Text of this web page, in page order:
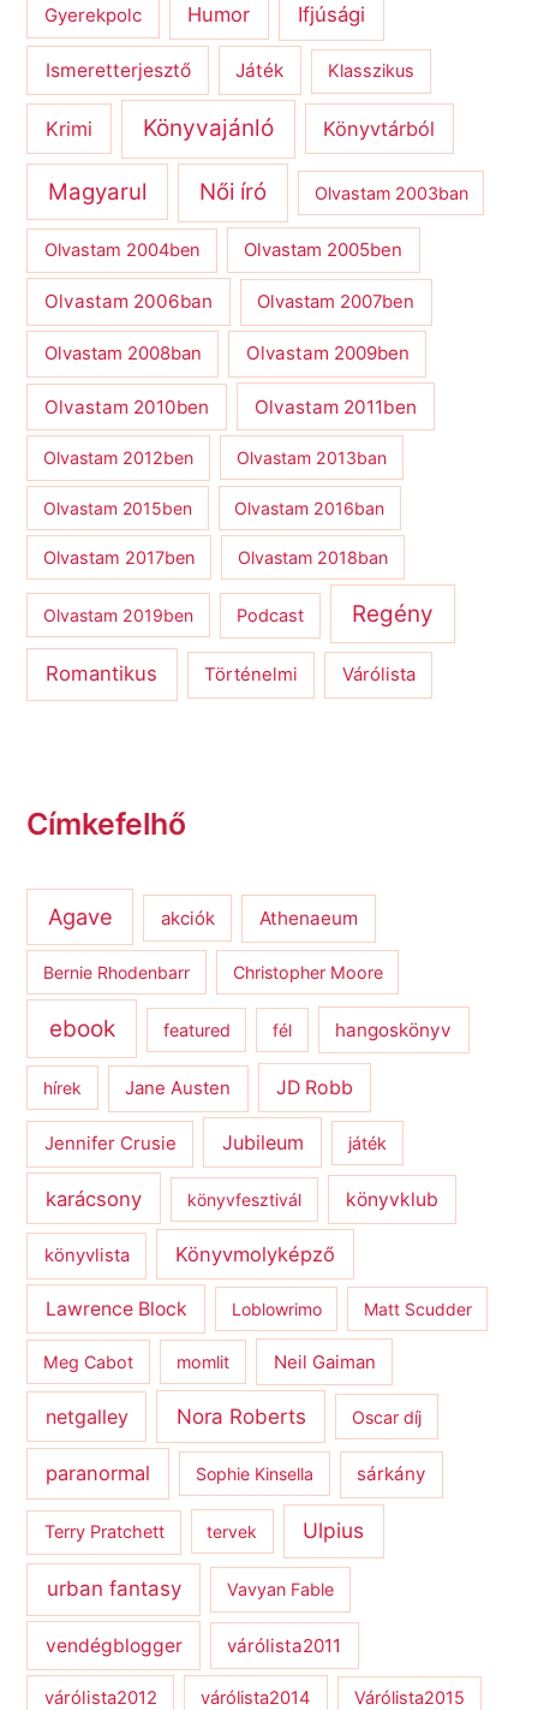
Gyerekpolc Humor Ifjúsági
Ismeretterjesztő Játék Klasszikus
Krimi Könyvajánló Könyvtárból
Magyarul Női író Olvastam 2003ban
Olvastam 2004ben Olvastam 2005ben
Olvastam 2006ban Olvastam 2007ben
Olvastam 2008ban Olvastam 2009ben
Olvastam 2010ben Olvastam 2011ben
Olvastam 2012ben Olvastam 2013ban
Olvastam 2015ben Olvastam 2016ban
Olvastam 2017ben Olvastam 2018ban
Olvastam 2019ben Podcast Regény
Romantikus Történelmi Várólista
Címkefelhő
Agave akciók Athenaeum
Bernie Rhodenbarr Christopher Moore
ebook featured fél hangoskönyv
hírek Jane Austen JD Robb
Jennifer Crusie Jubileum játék
karácsony könyvfesztivál könyvklub
könyvlista Könyvmolyképző
Lawrence Block Loblowrimo Matt Scudder
Meg Cabot momlit Neil Gaiman
netgalley Nora Roberts Oscar díj
paranormal Sophie Kinsella sárkány
Terry Pratchett tervek Ulpius
urban fantasy Vavyan Fable
vendégblogger várólista2011
várólista2012 várólista2014 Várólista2015